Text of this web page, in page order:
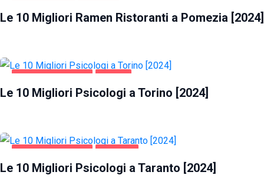
Le 10 Migliori Ramen Ristoranti a Pomezia [2024]
SALUTE E BELLEZZA TORINO
Le 10 Migliori Psicologi a Torino [2024]
SALUTE E BELLEZZA TARANTO
Le 10 Migliori Psicologi a Taranto [2024]